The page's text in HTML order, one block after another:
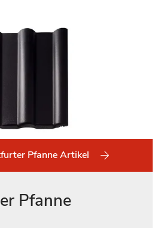
Pfanne Artikel
Pfanne